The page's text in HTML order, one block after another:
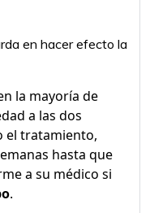
en hacer efecto la
la mayoría de
a las dos
el tratamiento,
hasta que
a su médico si
.